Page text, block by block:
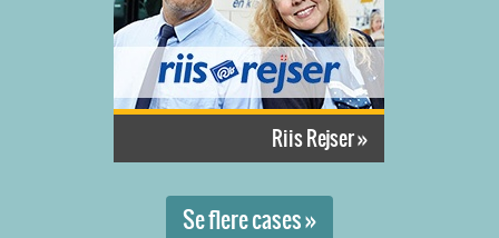
Riis Rejser »
Se flere cases »